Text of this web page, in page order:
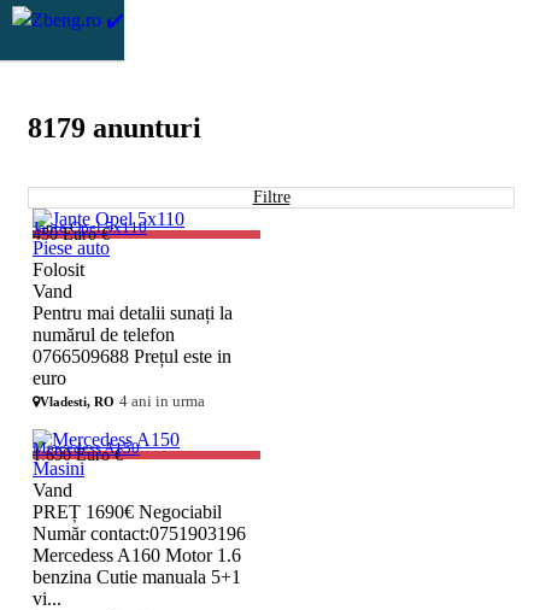
8179 anunturi
Filtre
450 Euro €
Jante Opel 5x110
Piese auto
Folosit
Vand
Pentru mai detalii sunați la
numărul de telefon
0766509688 Prețul este in
euro
Vladesti, RO 4 ani in urma
1.690 Euro €
Mercedess A150
Masini
Vand
PREȚ 1690€ Negociabil
Număr contact:0751903196
Mercedess A160 Motor 1.6
benzina Cutie manuala 5+1
vi...